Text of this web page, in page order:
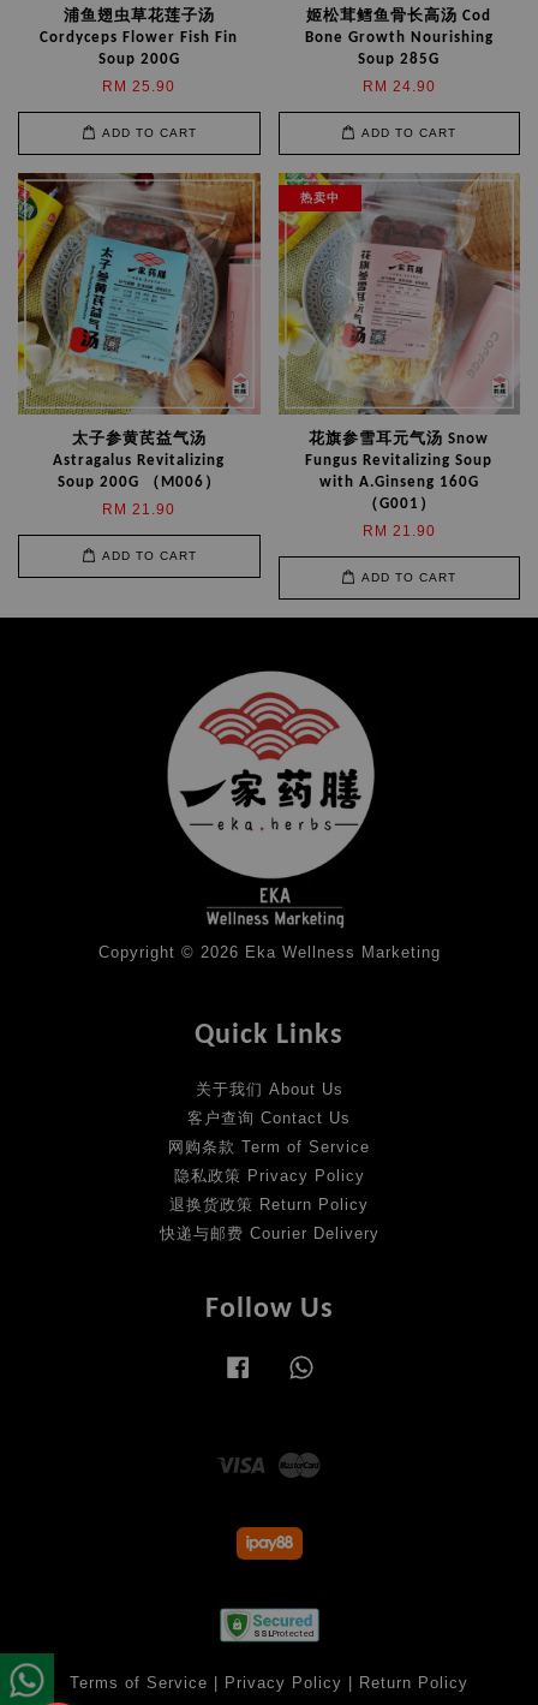
浦鱼翅虫草花莲子汤
Cordyceps Flower Fish Fin
Soup 200G
RM 25.90
ADD TO CART
姬松茸鳕鱼骨长高汤 Cod
Bone Growth Nourishing
Soup 285G
RM 24.90
ADD TO CART
太子参黄芪益气汤
Astragalus Revitalizing
Soup 200G （M006）
RM 21.90
ADD TO CART
热卖中
花旗参雪耳元气汤 Snow
Fungus Revitalizing Soup
with A.Ginseng 160G
（G001）
RM 21.90
ADD TO CART
Copyright © 2026 Eka Wellness Marketing
Quick Links
关于我们 About Us
客户查询 Contact Us
网购条款 Term of Service
隐私政策 Privacy Policy
退换货政策 Return Policy
快递与邮费 Courier Delivery
Follow Us
Facebook
Visa
Terms of Service | Privacy Policy | Return Policy